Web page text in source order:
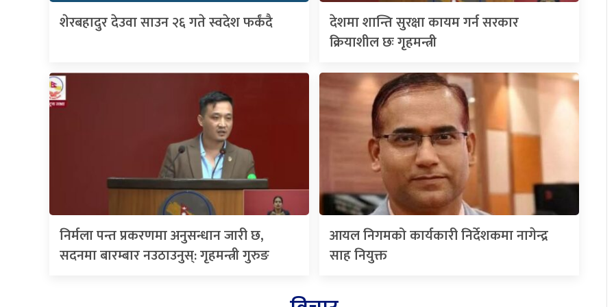
शेरबहादुर देउवा साउन २६ गते स्वदेश फर्कंदै
देशमा शान्ति सुरक्षा कायम गर्न सरकार
क्रियाशील छः गृहमन्त्री
निर्मला पन्त प्रकरणमा अनुसन्धान जारी छ,
सदनमा बारम्बार नउठाउनुस्: गृहमन्त्री गुरुङ
आयल निगमको कार्यकारी निर्देशकमा नागेन्द्र
साह नियुक्त